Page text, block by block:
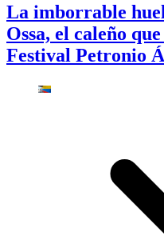
La imborrable
Ossa, el caleño
Festival Petronio